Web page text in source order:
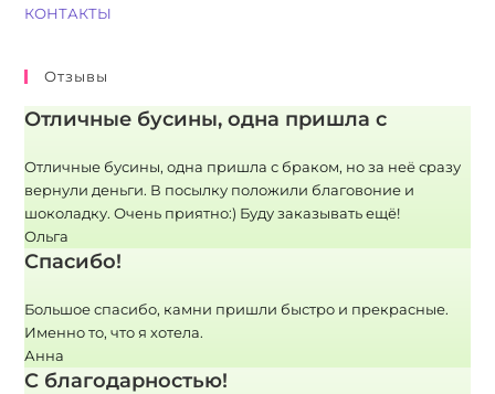
КОНТАКТЫ
Отзывы
Отличные бусины, одна пришла с
Отличные бусины, одна пришла с браком, но за неё сразу
вернули деньги. В посылку положили благовоние и
шоколадку. Очень приятно:) Буду заказывать ещё!
Ольга
Спасибо!
Большое спасибо, камни пришли быстро и прекрасные.
Именно то, что я хотела.
Анна
С благодарностью!